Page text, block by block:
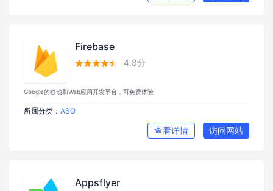
Firebase
 4.8分
Google的移动和Web应用开发平台，可免费体验
所属分类： ASO
查看详情 访问网站
Appsflyer